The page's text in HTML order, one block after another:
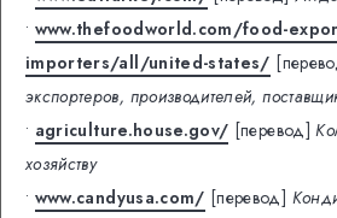
• www.thefoodworld.com/food-
importers/all/united-states/
экспортеров, производителей,
• agriculture.house.gov/ [перевод]
хозяйству
• www.candyusa.com/ [перевод]